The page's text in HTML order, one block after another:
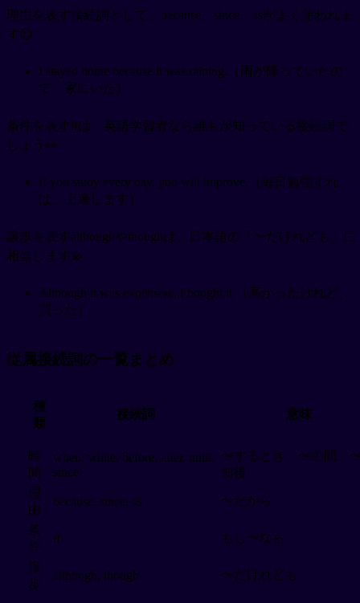
理由を表す接続詞として、because、since、asがよく使われま
す😊
I stayed home because it was raining.（雨が降っていたの
で、家にいた）
条件を表すifは、英語学習者なら誰もが知っている接続詞で
しょう👀
If you study every day, you will improve.（毎日勉強すれ
ば、上達します）
譲歩を表すalthoughやthoughは、日本語の「〜だけれども」に
相当します💫
Although it was expensive, I bought it.（高かったけれど、
買った）
従属接続詞の一覧まとめ
種
類
接続詞 意味
時
間
when, while, before, after, until,
since
〜するとき、〜の間、
前後
理
由
because, since, as 〜だから
条
件
if もし〜なら
譲
歩
although, though 〜だけれども